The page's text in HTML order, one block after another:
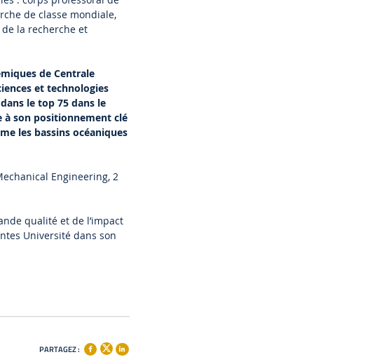
de classe mondiale,
la recherche et
de Centrale
et technologies
le top 75 dans le
à son positionnement clé
les bassins océaniques
Engineering, 2
qualité et de l’impact
Université dans son
PARTAGEZ :